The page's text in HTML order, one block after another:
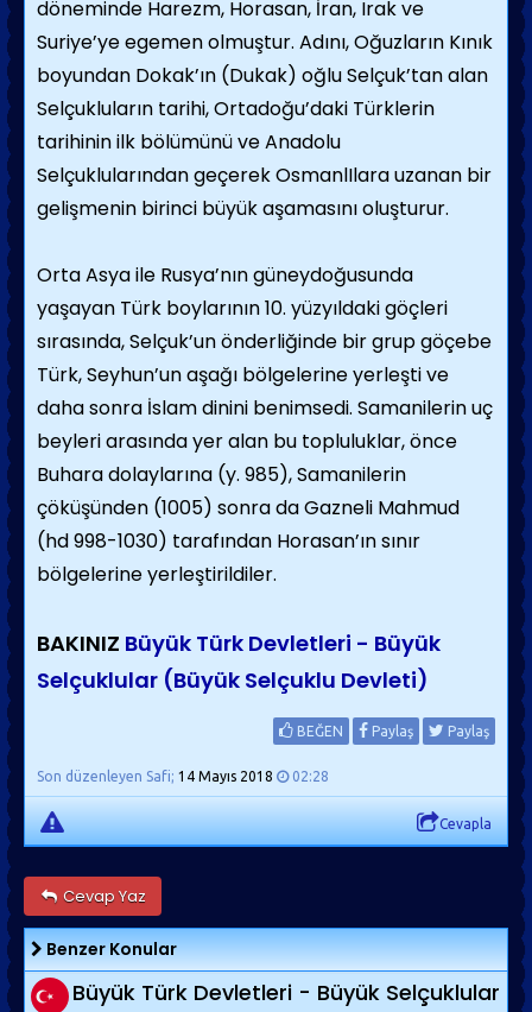
döneminde Harezm, Horasan, İran, Irak ve
Suriye’ye egemen olmuştur. Adını, Oğuzların Kınık
boyundan Dokak’ın (Dukak) oğlu Selçuk’tan alan
Selçukluların tarihi, Ortadoğu’daki Türklerin
tarihinin ilk bölümünü ve Anadolu
Selçuklularından geçerek OsmanlIlara uzanan bir
gelişmenin birinci büyük aşamasını oluşturur.
Orta Asya ile Rusya’nın güneydoğusunda
yaşayan Türk boylarının 10. yüzyıldaki göçleri
sırasında, Selçuk’un önderliğinde bir grup göçebe
Türk, Seyhun’un aşağı bölgelerine yerleşti ve
daha sonra İslam dinini benimsedi. Samanilerin uç
beyleri arasında yer alan bu topluluklar, önce
Buhara dolaylarına (y. 985), Samanilerin
çöküşünden (1005) sonra da Gazneli Mahmud
(hd 998-1030) tarafından Horasan’ın sınır
bölgelerine yerleştirildiler.
BAKINIZ Büyük Türk Devletleri - Büyük
Selçuklular (Büyük Selçuklu Devleti)
BEĞEN Paylaş Paylaş
Son düzenleyen Safi; 14 Mayıs 2018 02:28
Cevapla
Cevap Yaz
Benzer Konular
Büyük Türk Devletleri - Büyük Selçuklular